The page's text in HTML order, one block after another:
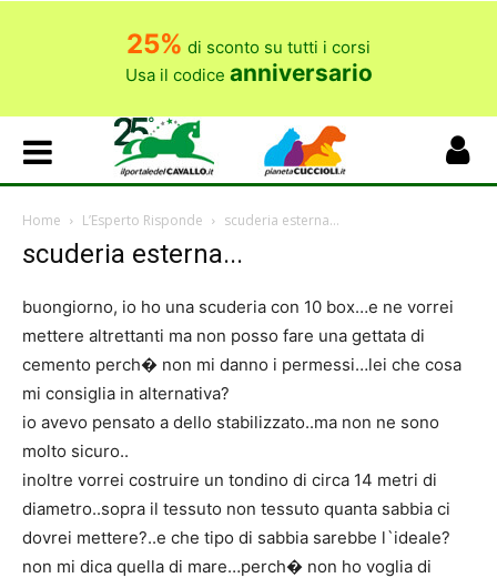
25% di sconto su tutti i corsi
Usa il codice anniversario
Home L’Esperto Risponde scuderia esterna...
scuderia esterna...
buongiorno, io ho una scuderia con 10 box…e ne vorrei
mettere altrettanti ma non posso fare una gettata di
cemento perch� non mi danno i permessi…lei che cosa
mi consiglia in alternativa?
io avevo pensato a dello stabilizzato..ma non ne sono
molto sicuro..
inoltre vorrei costruire un tondino di circa 14 metri di
diametro..sopra il tessuto non tessuto quanta sabbia ci
dovrei mettere?..e che tipo di sabbia sarebbe l`ideale?
non mi dica quella di mare…perch� non ho voglia di